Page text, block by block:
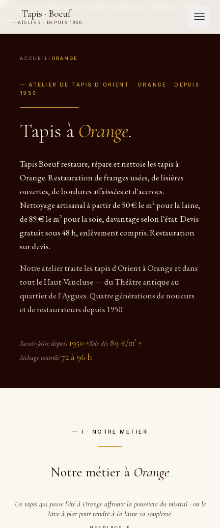
Tapis · Boeuf
ATELIER · DEPUIS 1950
ACCUEIL / ORANGE
— ATELIER DE TAPIS D'ORIENT · ORANGE · DEPUIS
1950
Tapis à Orange.
Tapis Boeuf restaure, répare et nettoie les tapis à
Orange. Restauration de franges usées, de lisières
ouvertes, de bordures affaissées et d'accrocs.
Nettoyage artisanal à partir de 50 € le m² pour la laine,
de 89 € le m² pour la soie, davantage selon l'état. Devis
gratuit sous 48 h, enlèvement compris. Restauration
sur devis.
Notre atelier traite les tapis d'Orient à Orange et dans
tout le Haut-Vaucluse — du Théâtre antique au
quartier de l'Aygues. Quatre générations de noueurs
et de restaurateurs depuis 1950.
Savoir-faire depuis 1950 ✦Soie dès 89 €/m² ✦
Séchage contrôlé72 à 96 h
— I · NOTRE MÉTIER
Notre métier à Orange
Un tapis qui passe l'été à Orange affronte la poussière du mistral : on le
lave à plat pour rendre à la laine sa souplesse.